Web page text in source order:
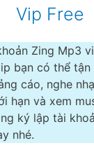
Vip Free
Zing Mp3
bạn có thể
cáo, nghe
hạn và xem
ký lập tài
nhé.